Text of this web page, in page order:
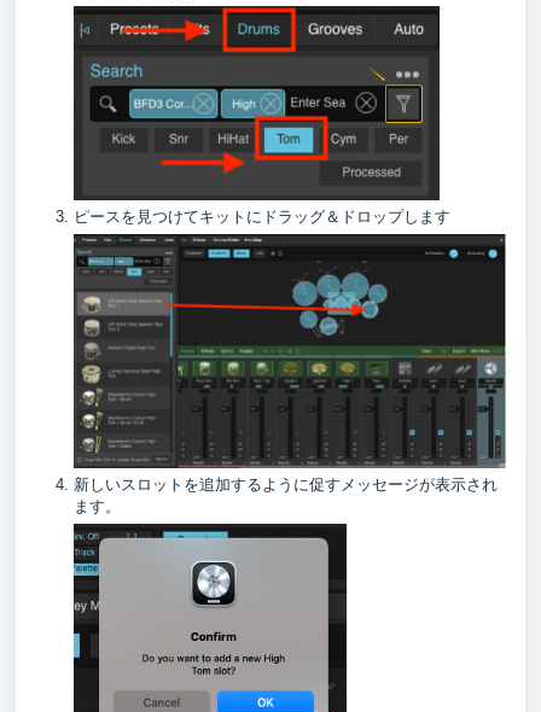
ピースを見つけてキットにドラッグ＆ドロップします
新しいスロットを追加するように促すメッセージが表示され
ます。